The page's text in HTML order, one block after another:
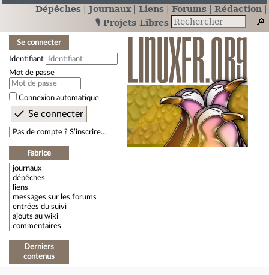
Dépêches Journaux Liens Forums
Rédaction
🎙️ Projets Libres
Se connecter
Identifiant
Mot de passe
Connexion automatique
Pas de compte ? S’inscrire…
Fabrice
journaux
dépêches
liens
messages sur les forums
entrées du suivi
ajouts au wiki
commentaires
Derniers
contenus